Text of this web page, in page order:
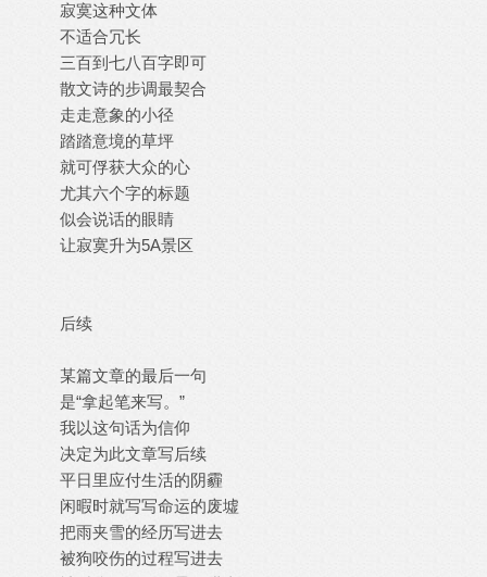
寂寞这种文体
不适合冗长
三百到七八百字即可
散文诗的步调最契合
走走意象的小径
踏踏意境的草坪
就可俘获大众的心
尤其六个字的标题
似会说话的眼睛
让寂寞升为5A景区
后续
某篇文章的最后一句
是“拿起笔来写。”
我以这句话为信仰
决定为此文章写后续
平日里应付生活的阴霾
闲暇时就写写命运的废墟
把雨夹雪的经历写进去
被狗咬伤的过程写进去